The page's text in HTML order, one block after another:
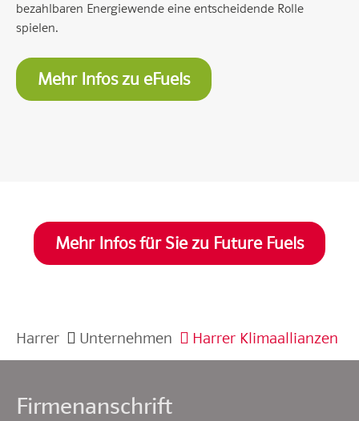
bezahlbaren Energiewende eine entscheidende Rolle
spielen.
Mehr Infos zu eFuels
Mehr Infos für Sie zu Future Fuels
Harrer Unternehmen Harrer Klimaallianzen
Firmenanschrift